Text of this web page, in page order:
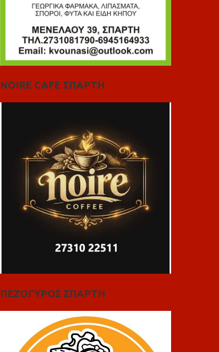
NOIRE CAFE ΣΠΑΡΤΗ
ΠΕΖΟΓΥΡΟΣ ΣΠΑΡΤΗ